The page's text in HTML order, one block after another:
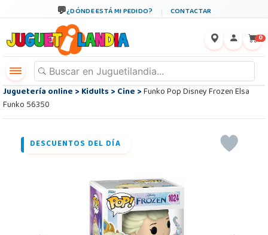
¿DÓNDE ESTÁ MI PEDIDO? CONTACTAR
0
Juguetería online>Kidults>Cine>Funko Pop Disney Frozen Elsa
Funko 56350
DESCUENTOS DEL DÍA